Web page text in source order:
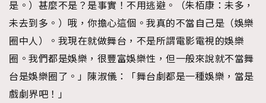
是。）甚麼不是？是事實！不用逃避。（朱栢康：未多，
未去到多。）哦，你擔心這個。我真的不當自己是（娛樂
圈中人）。我現在就做舞台，不是所謂電影電視的娛樂
圈。我們都是娛樂，很豐富娛樂性，但一般來說就不當舞
台是娛樂圈了。」陳淑儀：「舞台劇都是一種娛樂，當是
戲劇界吧！」